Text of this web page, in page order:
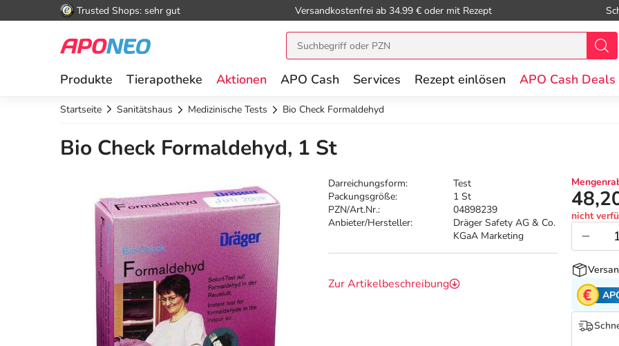
Trusted Shops: sehr gut Versandkostenfrei ab 34.99 € oder mit Rezept
Produkte Tierapotheke Aktionen APO Cash Services Rezept einlösen APO Cash Deals
Startseite Sanitätshaus Medizinische Tests Bio Check Formaldehyd
Bio Check Formaldehyd, 1 St
Darreichungsform:
Test
Packungsgröße:
1 St
PZN/Art.Nr.:
04898239
Anbieter/Hersteller:
Dräger Safety AG & Co.
KGaA Marketing
Zur Artikelbeschreibung
nicht